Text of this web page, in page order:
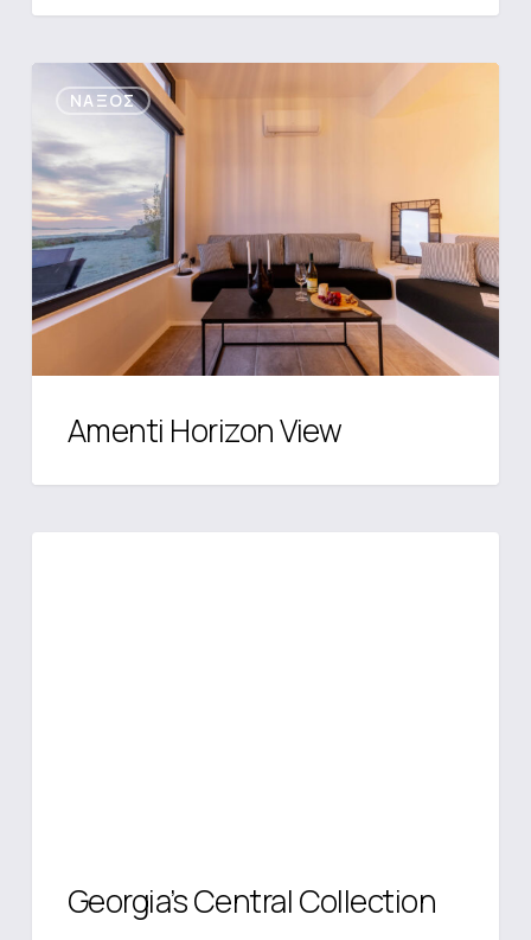
ΝΆΞΟΣ
Horizon
View
Amenti Horizon View
Georgia’s Central Collection